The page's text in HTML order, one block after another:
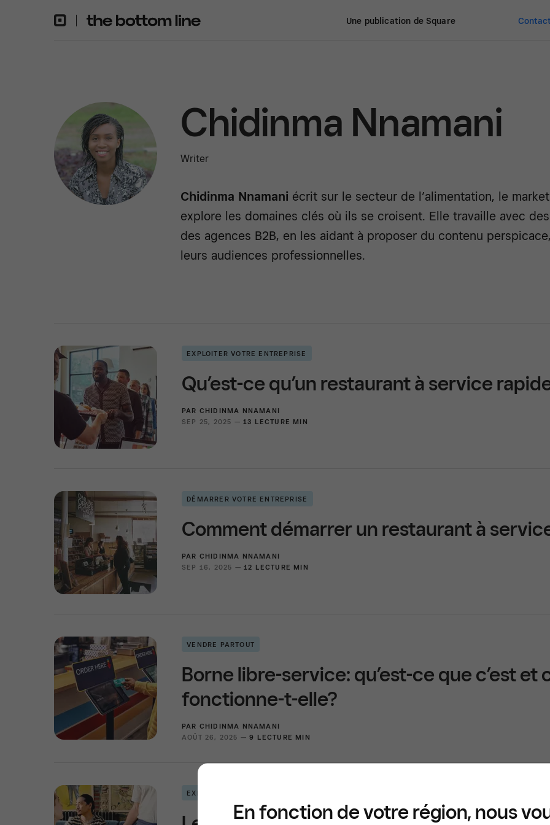
Une publication de Square
Chidinma Nnamani
Writer
Chidinma Nnamani écrit sur le secteur de l’alimentation, le
explore les domaines clés où ils se croisent. Elle travaille avec
des agences B2B, en les aidant à proposer du contenu
leurs audiences professionnelles.
EXPLOITER VOTRE ENTREPRISE
Qu’est-ce qu’un restaurant à service
PAR CHIDINMA NNAMANI
SEP 25, 2025 — 13 LECTURE MIN
DÉMARRER VOTRE ENTREPRISE
Comment démarrer un restaurant à
PAR CHIDINMA NNAMANI
SEP 16, 2025 — 12 LECTURE MIN
VENDRE PARTOUT
Borne libre-service: qu’est-ce que c’est et
fonctionne-t-elle?
PAR CHIDINMA NNAMANI
AOÛT 26, 2025 —9 LECTURE MIN
EXPLOITER VOTRE ENTREPRISE
En fonction de votre région, nous